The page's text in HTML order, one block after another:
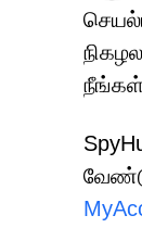
நீங்கள்